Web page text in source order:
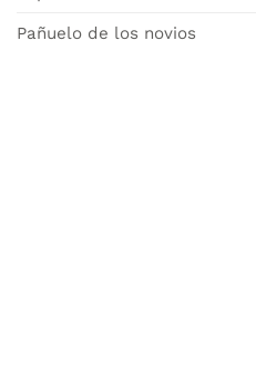
Pañuelo de los novios